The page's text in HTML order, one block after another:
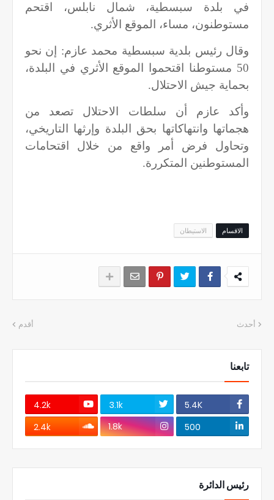
في بلدة سبسطية، شمال نابلس، اقتحم
مستوطنون، مساء، الموقع الأثري.
وقال رئيس بلدية سبسطية محمد عازم: إن نحو
50 مستوطنا اقتحموا الموقع الأثري في البلدة،
بحماية جيش الاحتلال.
وأكد عازم أن سلطات الاحتلال تصعد من
هجماتها وانتهاكاتها بحق البلدة وإرثها التاريخي،
وتحاول فرض أمر واقع من خلال اقتحامات
المستوطنين المتكررة.
الاقسام الاستيطان
أحدث أقدم
تابعنا
5.4K
3.1k
4.2k
500
1.8k
2.4k
رئيس الدائرة